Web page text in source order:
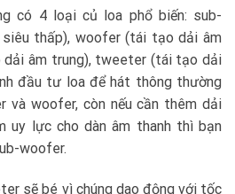
có 4 loại củ loa phổ biến: sub-
thấp), woofer (tái tạo dải âm
dải âm trung), tweeter (tái tạo dải
đầu tư loa để hát thông thường
và woofer, còn nếu cần thêm dải
uy lực cho dàn âm thanh thì bạn
woofer.
sẽ bé vì chúng dao động với tốc